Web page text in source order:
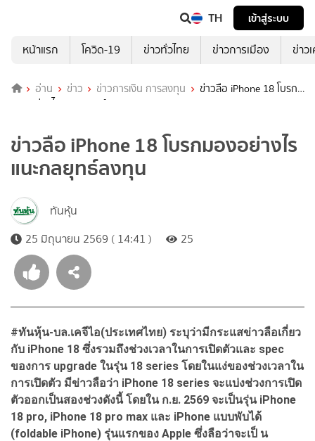
TH
เข้าสู่ระบบ
หน้าแรก
โควิด-19 ข่าวทั่วไทย ข่าวการเมือง ข่าว
อ่าน ข่าว ข่าวการเงิน การลงทุน
ข่าวลือ iPhone 18 โบรก
มองอย่างไร แนะกลยุทธ์ลงทุน
ข่าวลือ iPhone 18 โบรกมองอย่างไร
แนะกลยุทธ์ลงทุน
ทันหุ้น
25 มิถุนายน 2569 ( 14:41 )
25
#ทันหุ้น-บล.เคจีไอ(ประเทศไทย) ระบุว่ามีกระแสข่าวลือเกี่ยว
กับ iPhone 18 ซึ่งรวมถึงช่วงเวลาในการเปิดตัวและ spec
ของการ upgrade ในรุ่น 18 series โดยในแง่ของช่วงเวลาใน
การเปิดตัว มีข่าวลือว่า iPhone 18 series จะแบ่งช่วงการเปิด
ตัวออกเป็นสองช่วงดังนี้ โดยใน ก.ย. 2569 จะเป็นรุ่น iPhone
18 pro, iPhone 18 pro max และ iPhone แบบพับได้
(foldable iPhone) รุ่นแรกของ Apple ซึ่งลือว่าจะเป็ น